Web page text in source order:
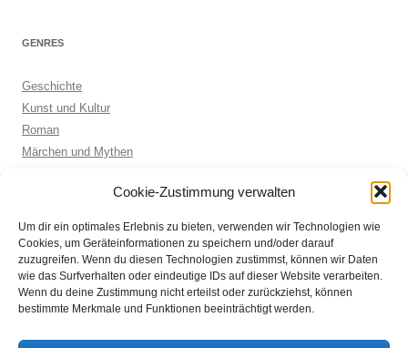
Cookie-Zustimmung verwalten
Um dir ein optimales Erlebnis zu bieten, verwenden wir Technologien wie
Cookies, um Geräteinformationen zu speichern und/oder darauf
zuzugreifen. Wenn du diesen Technologien zustimmst, können wir Daten
wie das Surfverhalten oder eindeutige IDs auf dieser Website verarbeiten.
Wenn du deine Zustimmung nicht erteilst oder zurückziehst, können
bestimmte Merkmale und Funktionen beeinträchtigt werden.
GENRES
Geschichte
Kunst und Kultur
Roman
Märchen und Mythen
Sachbuch allgemein
ARCHIVE
Archive